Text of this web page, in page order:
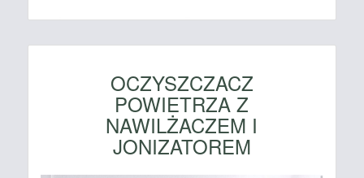
OCZYSZCZACZ
POWIETRZA Z
NAWILŻACZEM I
JONIZATOREM